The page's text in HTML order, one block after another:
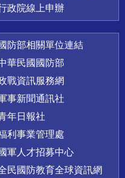
政院線上申辦
防部相關單位連結
華民國國防部
戰資訊服務網
事新聞通訊社
年日報社
利事業管理處
軍人才招募中心
民國防教育全球資訊網